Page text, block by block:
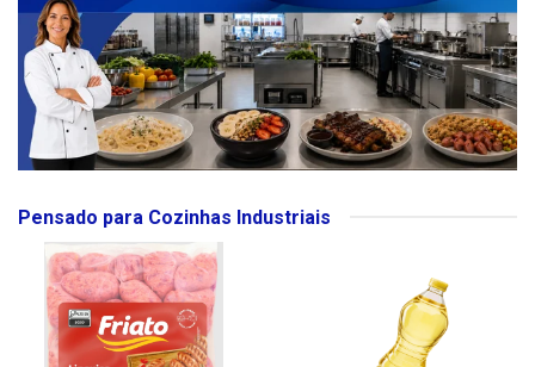
Pensado para Cozinhas Industriais